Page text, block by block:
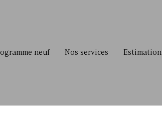
neuf nos services estimation